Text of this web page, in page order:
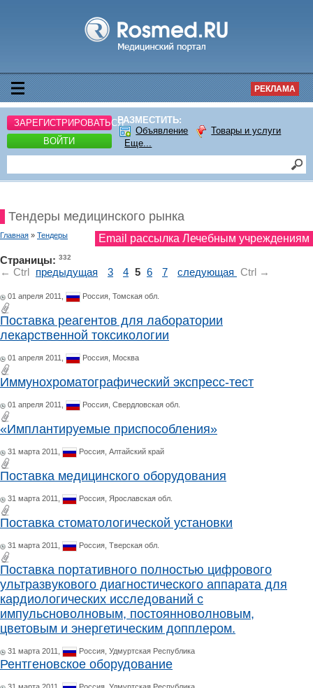
РЕКЛАМА
ЗАРЕГИСТРИРОВАТЬСЯ
ВОЙТИ
РАЗМЕСТИТЬ:
Объявление
Товары и услуги
Еще...
Тендеры медицинского рынка
Email рассылка Лечебным учреждениям
Главная » Тендеры
Страницы: 332
← Ctrl предыдущая 3 4 5 6 7 следующая Ctrl →
01 апреля 2011, Россия, Томская обл.
Поставка реагентов для лаборатории
лекарственной токсикологии
01 апреля 2011, Россия, Москва
Иммунохроматографический экспресс-тест
01 апреля 2011, Россия, Свердловская обл.
«Имплантируемые приспособления»
31 марта 2011, Россия, Алтайский край
Поставка медицинского оборудования
31 марта 2011, Россия, Ярославская обл.
Поставка стоматологической установки
31 марта 2011, Россия, Тверская обл.
Поставка портативного полностью цифрового
ультразвукового диагностического аппарата для
кардиологических исследований с
импульсноволновым, постоянноволновым,
цветовым и энергетическим допплером.
31 марта 2011, Россия, Удмуртская Республика
Рентгеновское оборудование